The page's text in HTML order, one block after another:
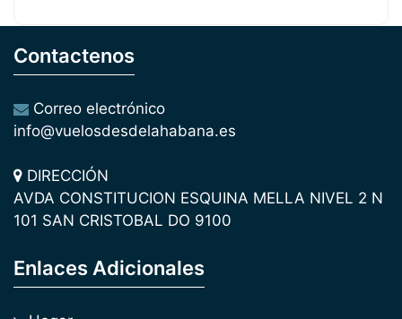
Contactenos
Correo electrónico
info@vuelosdesdelahabana.es
DIRECCIÓN
AVDA CONSTITUCION ESQUINA MELLA NIVEL 2 N
101 SAN CRISTOBAL DO 9100
Enlaces Adicionales